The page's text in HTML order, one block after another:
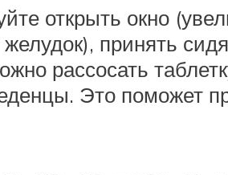
открыть окно
принять
рассосать
Это поможет